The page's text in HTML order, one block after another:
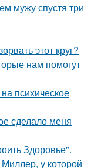
мужу спустя три
этот круг?
нам помогут
психическое
сделало меня
Здоровье".
у которой